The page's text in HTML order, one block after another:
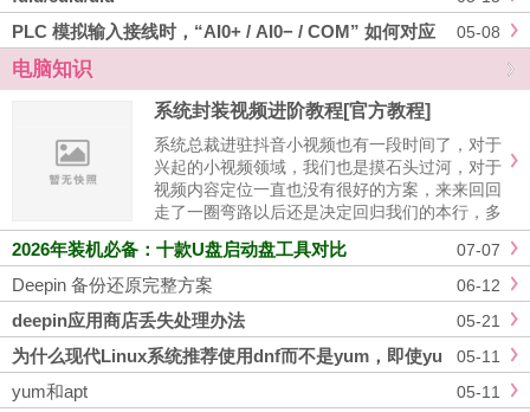
05-08
PLC 模拟输入接线时，“AI0+ / AI0− / COM” 如何对应
传感器？
电脑知识
系统封装视频进阶教程[官方教程]
系统总裁进驻抖音小视频也有一段时间了，对于
兴起的小视频领域，我们也是摸石头过河，对于
视频内容定位一直也没有很好的方案，来来回回
走了一圈弯路以后还是决定回归我们的本行，多
和大家分享一些务实的营养性视频内容，之前没
有往这个方向走是因为抖音属于小视频，对视频
时间有一定限制，而我们要做的......
07-07
2026年装机必备：十款U盘启动盘工具对比
06-12
Deepin 备份还原完整方案
05-21
deepin应用商店丢失处理办法
05-11
为什么现代Linux系统推荐使用dnf而不是yum，即使yu
m命令仍然存在？
05-11
yum和apt